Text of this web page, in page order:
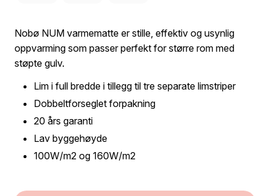
Nobø NUM varmematte er stille, effektiv og usynlig
oppvarming som passer perfekt for større rom med
støpte gulv.
Lim i full bredde i tillegg til tre separate limstriper
Dobbeltforseglet forpakning
20 års garanti
Lav byggehøyde
100W/m2 og 160W/m2